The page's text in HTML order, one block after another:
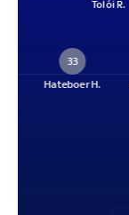
Tolói R.
33
Hateboer H.